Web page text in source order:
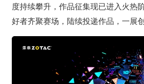
度持续攀升，作品征集现已进入火热
好者齐聚赛场，陆续投递作品，一展创